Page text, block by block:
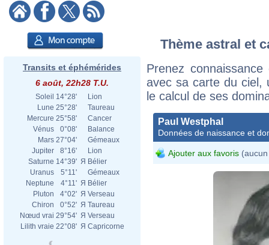
Transits et éphémérides
6 août, 22h28 T.U.
Soleil 14°28'
Lion
Lune 25°28'
Taureau
Mercure 25°58'
Cancer
Vénus
0°08'
Balance
Mars 27°04'
Gémeaux
Jupiter
8°16'
Lion
Saturne 14°39' Я Bélier
Uranus
5°11'
Gémeaux
Neptune
4°11' Я Bélier
Pluton
4°02' Я Verseau
Chiron
0°52' Я Taureau
Nœud vrai 29°54' Я Verseau
Lilith vraie 22°08' Я Capricorne
Thème astral et
Prenez
avec sa carte du ciel,
le calcul de ses
Paul Westphal
Données de naissance et
Ajouter aux favoris